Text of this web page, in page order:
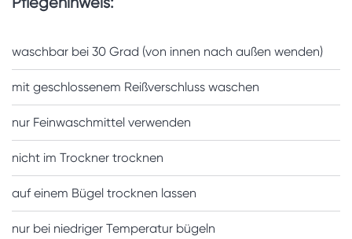
waschbar bei 30 Grad (von innen nach außen wenden)
mit geschlossenem Reißverschluss waschen
nur Feinwaschmittel verwenden
nicht im Trockner trocknen
auf einem Bügel trocknen lassen
nur bei niedriger Temperatur bügeln